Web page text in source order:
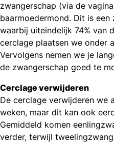
zwangerschap (via de
baarmoedermond. Dit is
waarbij uiteindelijk 74% van
cerclage plaatsen we onder
Vervolgens nemen we je
de zwangerschap goed te
Cerclage verwijderen
De cerclage verwijderen we
weken, maar dit kan ook
Gemiddeld komen
verder, terwijl